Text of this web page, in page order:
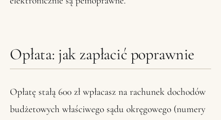
Opłata: jak zapłacić poprawnie
Opłatę stałą 600 zł wpłacasz na rachunek dochodów
budżetowych właściwego sądu okręgowego (numery